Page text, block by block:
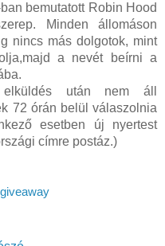
bemutatott Robin Hood
Minden állomáson
nincs más dolgotok, mint
a nevét beírni a
elküldés után nem áll
72 órán belül válaszolnia
esetben új nyertest
címre postáz.)